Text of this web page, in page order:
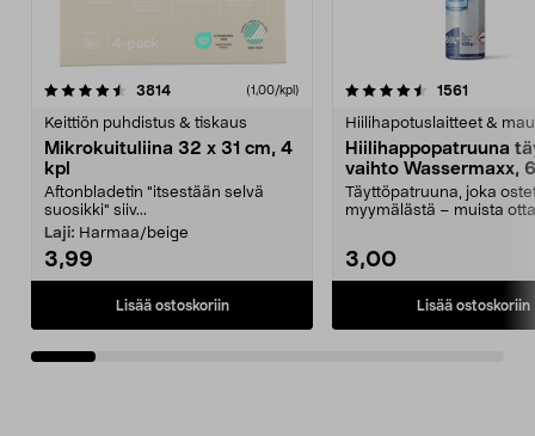
3814arvostelut (1,00/kpl)
Keittiön puhdistus & tiskaus
Mikrokuituliina 32 x 31 cm, 4
kpl
Aftonbladetin "itsestään selvä
suosikki" siiv...
Laji: Harmaa/beige
3,99
Lisää ostoskoriin
4.5viidestä
1561
Hiilihapotuslaitteet &
Hiilihappopatruuna
vaihto Wassermaxx,
Täyttöpatruuna, joka
myymälästä – muista
3,00
Lisää ostoskoriin
4.5viidestä